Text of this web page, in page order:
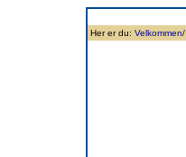
Her er du: Velkommen/